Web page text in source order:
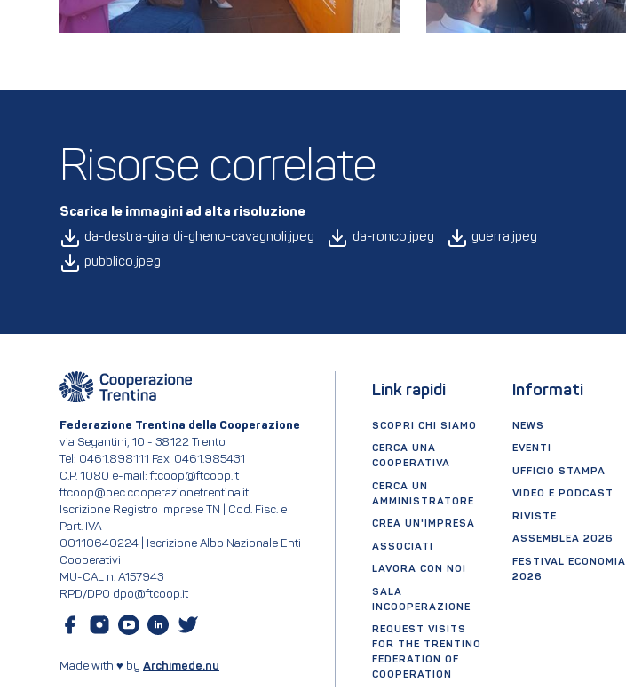
Risorse correlate
Scarica le immagini ad alta risoluzione
da-destra-girardi-gheno-cavagnoli.jpeg da-ronco.jpeg
guerra.jpeg
pubblico.jpeg
Federazione Trentina della Cooperazione
via Segantini, 10 - 38122 Trento
Tel: 0461.898111 Fax: 0461.985431
C.P. 1080 e-mail: ftcoop@ftcoop.it
ftcoop@pec.cooperazionetrentina.it
Iscrizione Registro Imprese TN | Cod. Fisc. e
Part. IVA
00110640224 | Iscrizione Albo Nazionale Enti
Cooperativi
MU-CAL n. A157943
RPD/DPO dpo@ftcoop.it
Made with ♥ by Archimede.nu
Link rapidi
SCOPRI CHI SIAMO
CERCA UNA
COOPERATIVA
CERCA UN
AMMINISTRATORE
CREA UN'IMPRESA
ASSOCIATI
LAVORA CON NOI
SALA
INCOOPERAZIONE
REQUEST VISITS
FOR THE TRENTINO
FEDERATION OF
COOPERATION
Informati
NEWS
EVENTI
UFFICIO STAMPA
VIDEO E PODCAST
RIVISTE
ASSEMBLEA 2026
FESTIVAL ECONOMIA
2026